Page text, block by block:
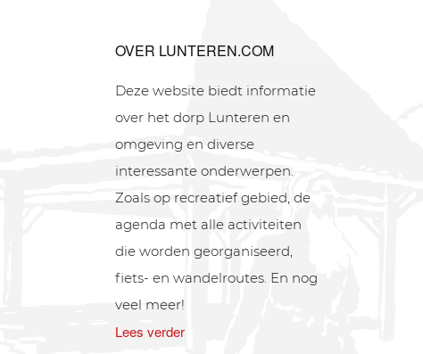
OVER LUNTEREN.COM
Deze website biedt informatie
over het dorp Lunteren en
omgeving en diverse
interessante onderwerpen.
Zoals op recreatief gebied, de
agenda met alle activiteiten
die worden georganiseerd,
fiets- en wandelroutes. En nog
veel meer!
Lees verder